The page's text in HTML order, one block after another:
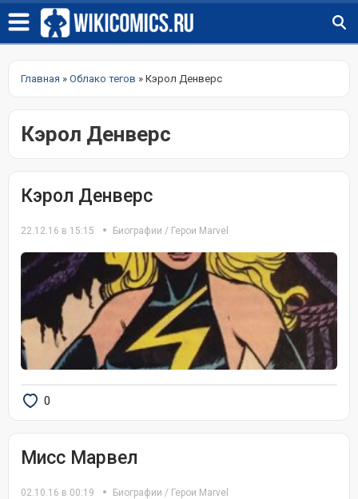
Главная » Облако тегов » Кэрол Денверс
Кэрол Денверс
Кэрол Денверс
22.12.16 в 15:15 Биографии / Герои Marvel
0
Мисс Марвел
02.10.16 в 00:19 Биографии / Герои Marvel